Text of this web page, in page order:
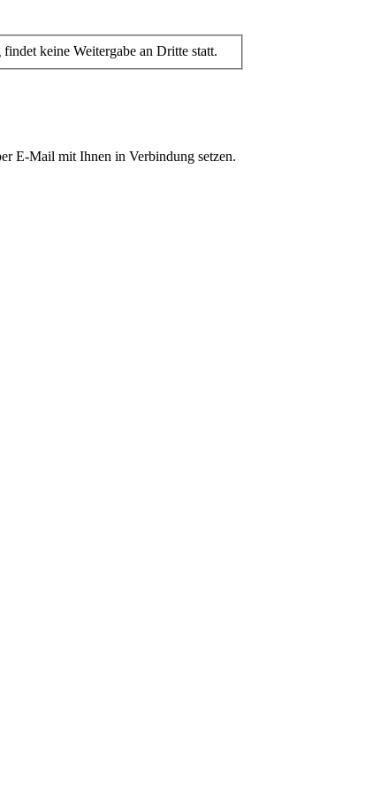
keine Weitergabe an Dritte statt.
E-Mail mit Ihnen in Verbindung setzen.